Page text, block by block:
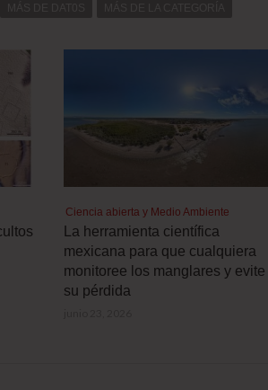
Ciencia abierta y Medio Ambiente
La herramienta científica
mexicana para que cualquiera
monitoree los manglares y evite
su pérdida